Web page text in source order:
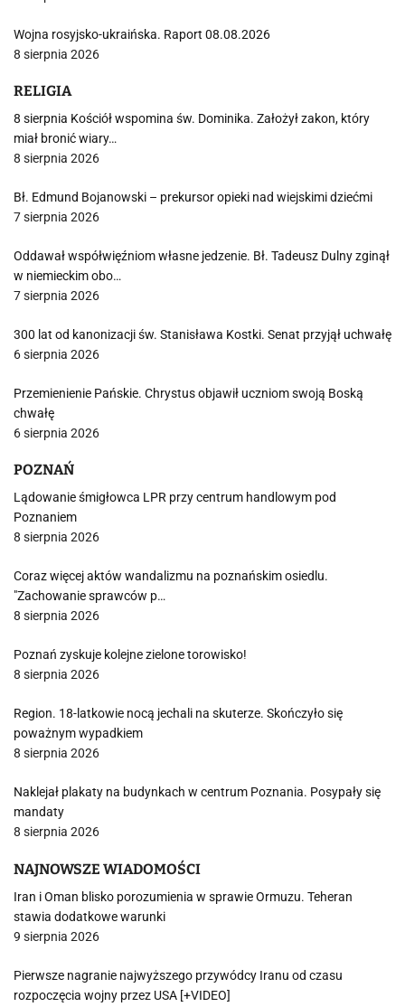
Wojna rosyjsko-ukraińska. Raport 08.08.2026
8 sierpnia 2026
RELIGIA
8 sierpnia Kościół wspomina św. Dominika. Założył zakon, który
miał bronić wiary…
8 sierpnia 2026
Bł. Edmund Bojanowski – prekursor opieki nad wiejskimi dziećmi
7 sierpnia 2026
Oddawał współwięźniom własne jedzenie. Bł. Tadeusz Dulny zginął
w niemieckim obo…
7 sierpnia 2026
300 lat od kanonizacji św. Stanisława Kostki. Senat przyjął uchwałę
6 sierpnia 2026
Przemienienie Pańskie. Chrystus objawił uczniom swoją Boską
chwałę
6 sierpnia 2026
POZNAŃ
Lądowanie śmigłowca LPR przy centrum handlowym pod
Poznaniem
8 sierpnia 2026
Coraz więcej aktów wandalizmu na poznańskim osiedlu.
"Zachowanie sprawców p…
8 sierpnia 2026
Poznań zyskuje kolejne zielone torowisko!
8 sierpnia 2026
Region. 18-latkowie nocą jechali na skuterze. Skończyło się
poważnym wypadkiem
8 sierpnia 2026
Naklejał plakaty na budynkach w centrum Poznania. Posypały się
mandaty
8 sierpnia 2026
NAJNOWSZE WIADOMOŚCI
Iran i Oman blisko porozumienia w sprawie Ormuzu. Teheran
stawia dodatkowe warunki
9 sierpnia 2026
Pierwsze nagranie najwyższego przywódcy Iranu od czasu
rozpoczęcia wojny przez USA [+VIDEO]